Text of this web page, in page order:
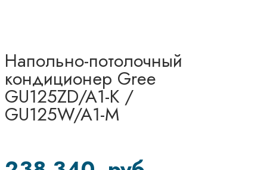
Напольно-потолочный
кондиционер Gree
GU125ZD/A1-K /
GU125W/A1-M